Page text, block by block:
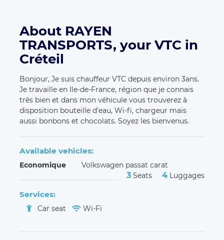
About RAYEN
TRANSPORTS, your VTC in
Créteil
Bonjour, Je suis chauffeur VTC depuis environ 3ans.
Je travaille en Ile-de-France, région que je connais
très bien et dans mon véhicule vous trouverez à
disposition bouteille d'eau, Wi-fi, chargeur mais
aussi bonbons et chocolats. Soyez les bienvenus.
Available vehicles:
Economique Volkswagen passat carat
3 Seats 4 Luggages
Services:
Car seat Wi-Fi